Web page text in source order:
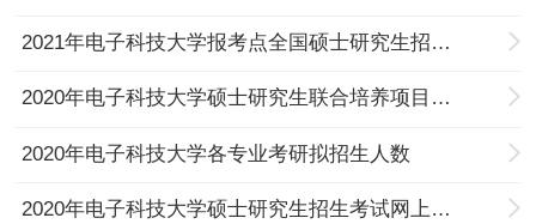
2021年电子科技大学报考点全国硕士研究生招生考试网上报名公告
2020年电子科技大学硕士研究生联合培养项目报考指南
2020年电子科技大学各专业考研拟招生人数
2020年电子科技大学硕士研究生招生考试网上报名公告